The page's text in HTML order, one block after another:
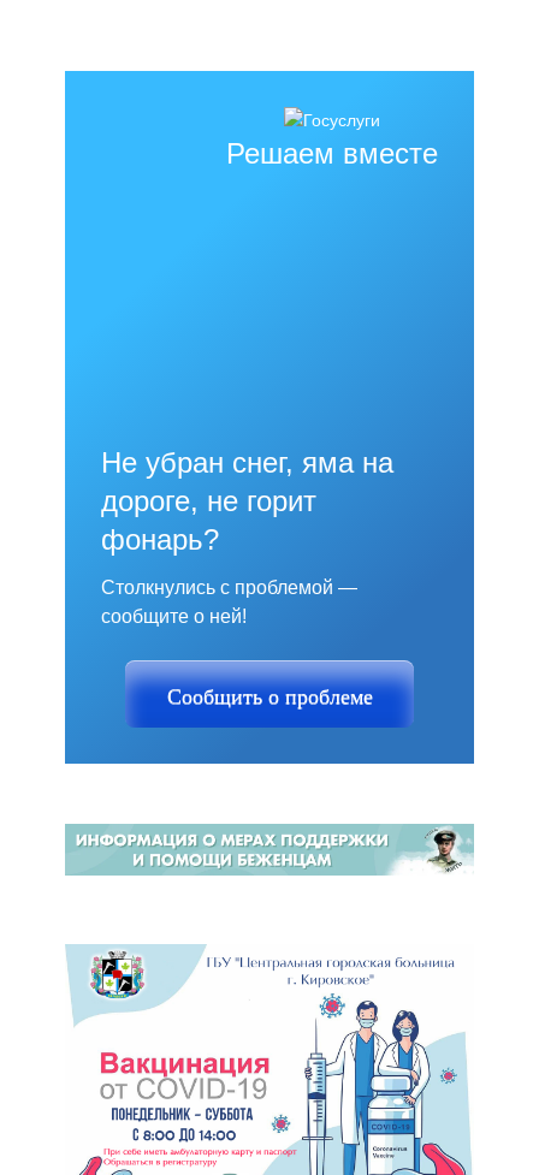
Решаем вместе
Не убран снег, яма на
дороге, не горит
фонарь?
Столкнулись с проблемой —
сообщите о ней!
Сообщить о проблеме